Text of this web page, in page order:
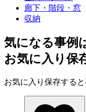
廊下・階段・窓
収納
気になる事例
お気に入り保
お気に入り保存する